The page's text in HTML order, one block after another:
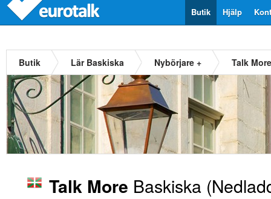
Hjälp
Butik
Butik Lär Baskiska Nybörjare + Talk
Talk More Baskiska